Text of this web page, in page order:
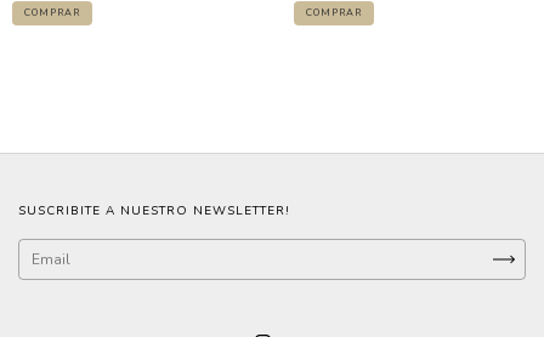
COMPRAR COMPRAR
SUSCRIBITE A NUESTRO NEWSLETTER!